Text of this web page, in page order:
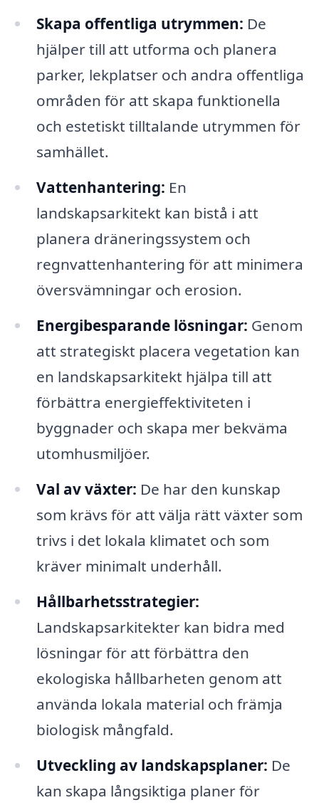
Skapa offentliga utrymmen: De
hjälper till att utforma och planera
parker, lekplatser och andra offentliga
områden för att skapa funktionella
och estetiskt tilltalande utrymmen för
samhället.
Vattenhantering: En
landskapsarkitekt kan bistå i att
planera dräneringssystem och
regnvattenhantering för att minimera
översvämningar och erosion.
Energibesparande lösningar: Genom
att strategiskt placera vegetation kan
en landskapsarkitekt hjälpa till att
förbättra energieffektiviteten i
byggnader och skapa mer bekväma
utomhusmiljöer.
Val av växter: De har den kunskap
som krävs för att välja rätt växter som
trivs i det lokala klimatet och som
kräver minimalt underhåll.
Hållbarhetsstrategier:
Landskapsarkitekter kan bidra med
lösningar för att förbättra den
ekologiska hållbarheten genom att
använda lokala material och främja
biologisk mångfald.
Utveckling av landskapsplaner: De
kan skapa långsiktiga planer för